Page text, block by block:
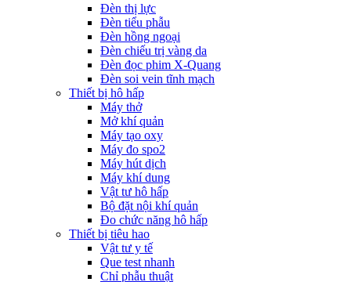
Đèn thị lực
Đèn tiểu phẫu
Đèn hồng ngoại
Đèn chiếu trị vàng da
Đèn đọc phim X-Quang
Đèn soi vein tĩnh mạch
Thiết bị hô hấp
Máy thở
Mở khí quản
Máy tạo oxy
Máy đo spo2
Máy hút dịch
Máy khí dung
Vật tư hô hấp
Bộ đặt nội khí quản
Đo chức năng hô hấp
Thiết bị tiêu hao
Vật tư y tế
Que test nhanh
Chỉ phẫu thuật